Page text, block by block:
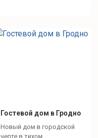
Гостевой дом в Гродно
Новый дом в городской
черте в тихом